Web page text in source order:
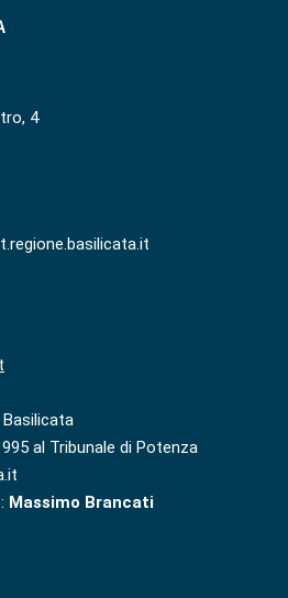
4
Basilicata
al Tribunale di Potenza
Massimo Brancati